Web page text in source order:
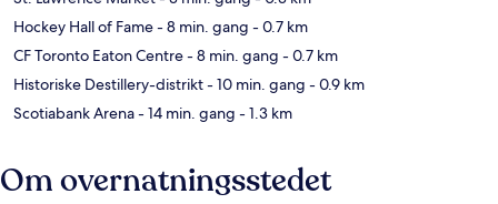
Hockey Hall of Fame- 8 min. gang - 0.7 km
CF Toronto Eaton Centre- 8 min. gang - 0.7 km
Historiske Destillery-distrikt- 10 min. gang - 0.9 km
Scotiabank Arena- 14 min. gang - 1.3 km
Om overnatningsstedet